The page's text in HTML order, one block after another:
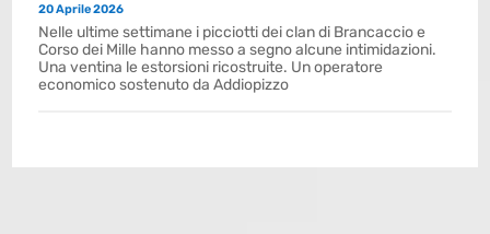
20 Aprile 2026
Nelle ultime settimane i picciotti dei clan di Brancaccio e
Corso dei Mille hanno messo a segno alcune intimidazioni.
Una ventina le estorsioni ricostruite. Un operatore
economico sostenuto da Addiopizzo